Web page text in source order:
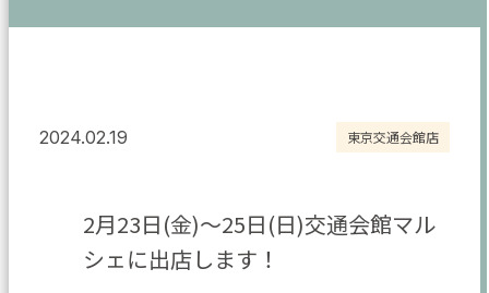
2024.02.19 東京交通会館店
2月23日(金)～25日(日)交通会館マル
シェに出店します！